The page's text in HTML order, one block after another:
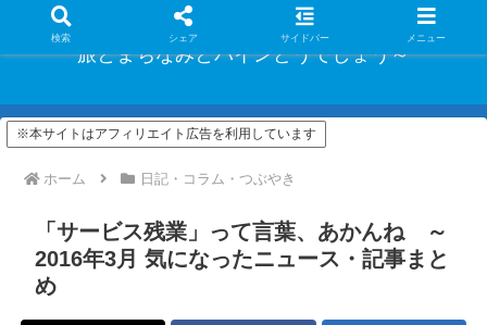
旅とまちなみとパインどうでしょう～
※本サイトはアフィリエイト広告を利用しています
ホーム 日記・コラム・つぶやき
「サービス残業」って言葉、あかんね ～
2016年3月 気になったニュース・記事まと
め
検索 シェア サイドバー メニュー